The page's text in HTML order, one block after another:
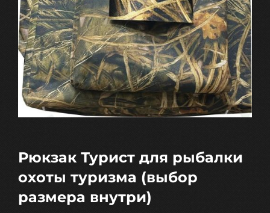
Рюкзак Турист для рыбалки
охоты туризма (выбор
размера внутри)